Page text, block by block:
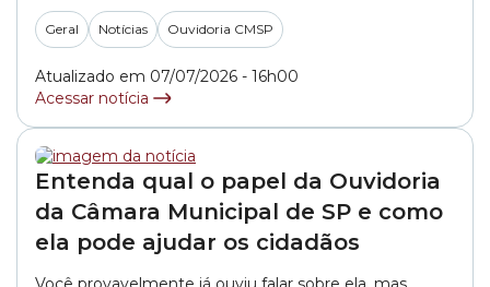
atendimento mais utilizados pelas pessoas foram o e-
mail, 68%, e o WhatsApp, 17%. Na sequência
aparecem os contatos via Portal do Cidadão, 7%,
telefone, 5%, e presencialmente, 3%. O documento
mostra... »
Geral Notícias Ouvidoria CMSP
Atualizado em 07/07/2026 - 16h00
Acessar notícia
Entenda qual o papel da Ouvidoria
da Câmara Municipal de SP e como
ela pode ajudar os cidadãos